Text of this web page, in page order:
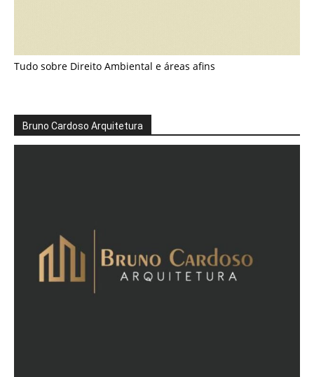
Tudo sobre Direito Ambiental e áreas afins
Bruno Cardoso Arquitetura